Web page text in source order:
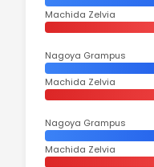
Machida Zelvia
Nagoya Grampus
Machida Zelvia
Nagoya Grampus
Machida Zelvia